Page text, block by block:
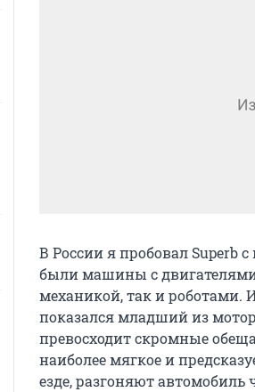
В России я пробовал Superb
были машины с двигателями
механикой, так и роботами.
показался младший из
превосходит скромные
наиболее мягкое и
езде, разгоняют автомобиль